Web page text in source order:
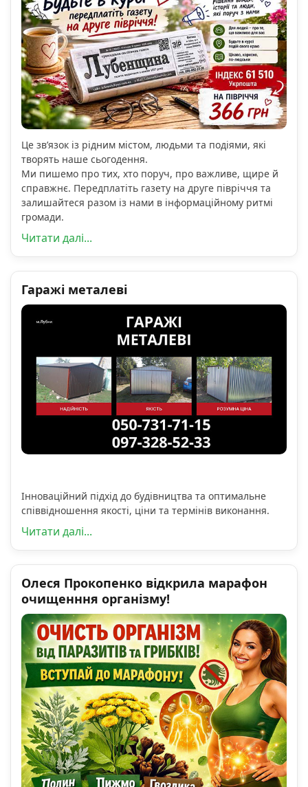
Це зв’язок із рідним містом, людьми та подіями, які
творять наше сьогодення.
Ми пишемо про тих, хто поруч, про важливе, щире й
справжнє. Передплатіть газету на друге півріччя та
залишайтеся разом із нами в інформаційному ритмі
громади.
Читати далі...
Гаражі металеві
Інноваційний підхід до будівництва та оптимальне
співвідношення якості, ціни та термінів виконання.
Читати далі...
Олеся Прокопенко відкрила марафон
очищенння організму!